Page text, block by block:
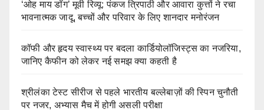
‘ओह माय डॉग’ मूवी रिव्यू: पंकज त्रिपाठी और आवारा कुत्तों ने रचा
भावनात्मक जादू, बच्चों और परिवार के लिए शानदार मनोरंजन
कॉफी और हृदय स्वास्थ्य पर बदला कार्डियोलॉजिस्ट्स का नजरिया,
जानिए कैफीन को लेकर नई समझ क्या कहती है
श्रीलंका टेस्ट सीरीज से पहले भारतीय बल्लेबाज़ों की स्पिन चुनौती
पर नजर, अभ्यास मैच में होगी असली परीक्षा